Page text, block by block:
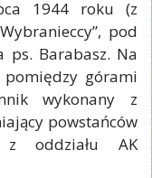
1944 roku (z
pod
ps. Barabasz. Na
górami
wykonany z
powstańców
z oddziału AK